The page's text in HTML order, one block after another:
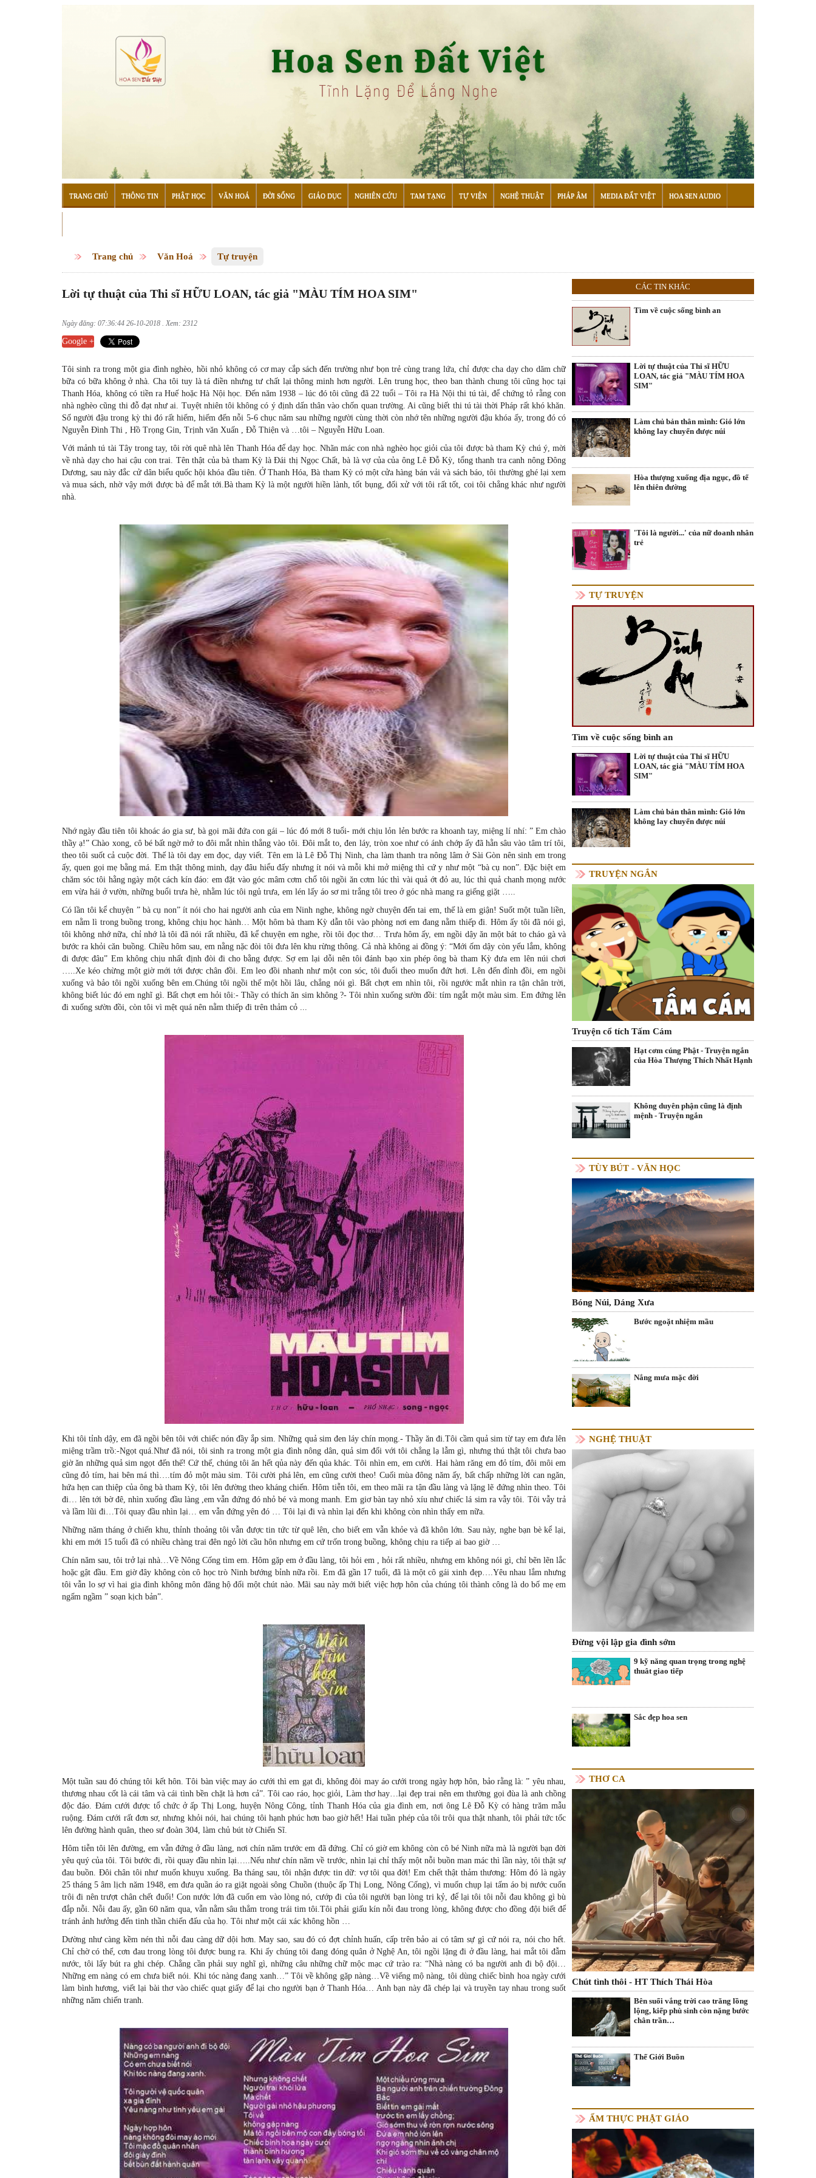
TRANG CHỦ THÔNG TIN PHẬT HỌC VĂN HOÁ ĐỜI SỐNG GIÁO DỤC NGHIÊN CỨU TAM TẠNG TỰ VIỆN NGHỆ THUẬT PHÁP ÂM MEDIA ĐẤT VIỆT HOA SEN AUDIO
Trang chủ Văn Hoá Tự truyện
Lời tự thuật của Thi sĩ HỮU LOAN, tác giả "MÀU TÍM HOA SIM"
Ngày đăng: 07:36:44 26-10-2018 . Xem: 2312
Google +
Tôi sinh ra trong một gia đình nghèo, hồi nhỏ không có cơ may cắp sách đến trường như bọn trẻ cùng trang lứa, chỉ được cha dạy cho dăm chữ
bữa có bữa không ở nhà. Cha tôi tuy là tá điền nhưng tư chất lạithông minh hơn người. Lên trung học, theo ban thành chung tôi cũng học tại
Thanh Hóa, không có tiền ra Huế hoặc Hà Nội học. Đến năm 1938 – lúc đó tôi cũng đã 22 tuổi – Tôi ra Hà Nội thi tú tài, để chứng tỏ rằng con
nhà nghèo cũng thi đỗ đạt như ai. Tuyệt nhiên tôi không có ý định dấn thân vào chốn quan trường. Ai cũng biết thi tú tài thời Pháp rất khó khăn.
Số người đậu trong kỳ thi đó rất hiếm, hiếm đến nỗi 5-6 chục năm sau những người cùng thời còn nhớ tên những người đậu khóa ấy, trong đó có
Nguyễn Đình Thi , Hồ Trọng Gin, Trịnh văn Xuấn , Đỗ Thiện và …tôi – Nguyễn Hữu Loan.
Với mảnh tú tài Tây trong tay, tôi rời quê nhà lên Thanh Hóa để dạy học. Nhãn mác con nhà nghèo học giỏi của tôi được bà tham Kỳ chú ý, mời
về nhà dạy cho hai cậu con trai. Tên thật của bà tham Kỳ là Đái thị Ngọc Chất, bà là vợ của của ông Lê Đỗ Kỳ, tổng thanh tra canh nông Đông
Dương, sau này đắc cử dân biểu quốc hội khóa đầu tiên. Ở Thanh Hóa, Bà tham Kỳ có một cửa hàng bán vải và sách báo, tôi thường ghé lại xem
và mua sách, nhờ vậy mới được bà để mắt tới.Bà tham Kỳ là một người hiền lành, tốt bụng, đối xử với tôi rất tốt, coi tôi chẳng khác như người
nhà.
Nhớ ngày đầu tiên tôi khoác áo gia sư, bà gọi mãi đứa con gái – lúc đó mới 8 tuổi- mới chịu lỏn lẻn bước ra khoanh tay, miệng lí nhí: ” Em chào
thầy ạ!” Chào xong, cô bé bất ngờ mở to đôi mắt nhìn thẳng vào tôi. Đôi mắt to, đen láy, tròn xoe như có ánh chớp ấy đã hằn sâu vào tâm trí tôi,
theo tôi suốt cả cuộc đời. Thế là tôi dạy em đọc, dạy viết. Tên em là Lê Đỗ Thị Ninh, cha làm thanh tra nông lâm ở Sài Gòn nên sinh em trong
ấy, quen gọi mẹ bằng má. Em thật thông minh, dạy đâu hiểu đấy nhưng ít nói và mỗi khi mở miệng thì cứ y như một “bà cụ non”. Đặc biệt em
chăm sóc tôi hằng ngày một cách kín đáo: em đặt vào góc mâm cơm chổ tôi ngồi ăn cơm lúc thì vài quả ớt đỏ au, lúc thì quả chanh mọng nước
em vừa hái ở vườn, những buổi trưa hè, nhằm lúc tôi ngủ trưa, em lén lấy áo sơ mi trắng tôi treo ở góc nhà mang ra giếng giặt …..
Có lần tôi kể chuyện ” bà cụ non” ít nói cho hai người anh của em Ninh nghe, không ngờ chuyện đến tai em, thế là em giận! Suốt một tuần liền,
em nằm lì trong buồng trong, không chịu học hành… Một hôm bà tham Kỳ dẫn tôi vào phòng nơi em đang nằm thiếp đi. Hôm ấy tôi đã nói gì,
tôi không nhớ nữa, chỉ nhớ là tôi đã nói rất nhiều, đã kể chuyện em nghe, rồi tôi đọc thơ… Trưa hôm ấy, em ngồi dậy ăn một bát to cháo gà và
bước ra khỏi căn buồng. Chiều hôm sau, em nằng nặc đòi tôi đưa lên khu rừng thông. Cả nhà không ai đồng ý: “Mới ốm dậy còn yếu lắm, không
đi được đâu” Em không chịu nhất định đòi đi cho bằng được. Sợ em lại dỗi nên tôi đánh bạo xin phép ông bà tham Kỳ đưa em lên núi chơi
…..Xe kéo chừng một giờ mới tới được chân đồi. Em leo đồi nhanh như một con sóc, tôi đuổi theo muốn đứt hơi. Lên đến đỉnh đồi, em ngồi
xuống và bảo tôi ngồi xuống bên em.Chúng tôi ngồi thế một hồi lâu, chẳng nói gì. Bất chợt em nhìn tôi, rồi ngước mắt nhìn ra tận chân trời,
không biết lúc đó em nghĩ gì. Bất chợt em hỏi tôi:- Thầy có thích ăn sim không ?- Tôi nhìn xuống sườn đồi: tím ngắt một màu sim. Em đứng lên
đi xuống sườn đồi, còn tôi vì mệt quá nên nằm thiếp đi trên thảm cỏ ...
Khi tôi tỉnh dậy, em đã ngồi bên tôi với chiếc nón đầy ắp sim. Những quả sim đen láy chín mọng.- Thầy ăn đi.Tôi cầm quả sim từ tay em đưa lên
miệng trầm trồ:-Ngọt quá.Như đã nói, tôi sinh ra trong một gia đình nông dân, quả sim đối với tôi chẳng lạ lẫm gì, nhưng thú thật tôi chưa bao
giờ ăn những quả sim ngọt đến thế! Cứ thế, chúng tôi ăn hết qủa này đến qủa khác. Tôi nhìn em, em cười. Hai hàm răng em đỏ tím, đôi môi em
cũng đỏ tím, hai bên má thì….tím đỏ một màu sim. Tôi cười phá lên, em cũng cười theo! Cuối mùa đông năm ấy, bất chấp những lời can ngăn,
hứa hẹn can thiệp của ông bà tham Kỳ, tôi lên đường theo kháng chiến. Hôm tiễn tôi, em theo mãi ra tận đầu làng và lặng lẽ đứng nhìn theo. Tôi
đi… lên tới bờ đê, nhìn xuống đầu làng ,em vẫn đứng đó nhỏ bé và mong manh. Em giơ bàn tay nhỏ xíu như chiếc lá sim ra vẫy tôi. Tôi vẫy trả
và lầm lũi đi…Tôi quay đầu nhìn lại… em vẫn đứng yên đó … Tôi lại đi và nhìn lại đến khi không còn nhìn thấy em nữa.
Những năm tháng ở chiến khu, thỉnh thoảng tôi vẫn được tin tức từ quê lên, cho biết em vẫn khỏe và đã khôn lớn. Sau này, nghe bạn bè kể lại,
khi em mới 15 tuổi đã có nhiều chàng trai đên ngỏ lời cầu hôn nhưng em cứ trốn trong buồng, không chịu ra tiếp ai bao giờ …
Chín năm sau, tôi trở lại nhà…Về Nông Cống tìm em. Hôm gặp em ở đầu làng, tôi hỏi em , hỏi rất nhiều, nhưng em không nói gì, chỉ bẽn lẽn lắc
hoặc gật đầu. Em giờ đây không còn cô học trò Ninh bướng bỉnh nữa rồi. Em đã gần 17 tuổi, đã là một cô gái xinh đẹp….Yêu nhau lắm nhưng
tôi vẫn lo sợ vì hai gia đình không môn đăng hộ đối một chút nào. Mãi sau này mới biết việc hợp hôn của chúng tôi thành công là do bố mẹ em
ngấm ngầm ” soạn kịch bản”.
Một tuần sau đó chúng tôi kết hôn. Tôi bàn việc may áo cưới thì em gạt đi, không đòi may áo cưới trong ngày hợp hôn, bảo rằng là: ” yêu nhau,
thương nhau cốt là cái tâm và cái tình bền chặt là hơn cả”. Tôi cao ráo, học giỏi, Làm thơ hay…lại đẹp trai nên em thường gọi đùa là anh chồng
độc đáo. Đám cưới được tổ chức ở ấp Thị Long, huyện Nông Công, tỉnh Thanh Hóa của gia đình em, nơi ông Lê Đỗ Kỳ có hàng trăm mẫu
ruộng. Đám cưới rất đơn sơ, nhưng khỏi nói, hai chúng tôi hạnh phúc hơn bao giờ hết! Hai tuần phép của tôi trôi qua thật nhanh, tôi phải tức tốc
lên đường hành quân, theo sư đoàn 304, làm chủ bút tờ Chiến Sĩ.
Hôm tiễn tôi lên đường, em vẫn đứng ở đầu làng, nơi chín năm trước em đã đứng. Chỉ có giờ em không còn cô bé Ninh nữa mà là người bạn đời
yêu quý của tôi. Tôi bước đi, rồi quay đầu nhìn lại…..Nếu như chín năm về trước, nhìn lại chỉ thấy một nỗi buồn man mác thì lần này, tôi thật sự
đau buồn. Đôi chân tôi như muốn khuỵu xuống. Ba tháng sau, tôi nhận được tin dữ: vợ tôi qua đời! Em chết thật thảm thương: Hôm đó là ngày
25 tháng 5 âm lịch năm 1948, em đưa quần áo ra giặt ngoài sông Chuồn (thuộc ấp Thị Long, Nông Cống), vì muốn chụp lại tấm áo bị nước cuốn
trôi đi nên trượt chân chết đuối! Con nước lớn đã cuốn em vào lòng nó, cướp đi của tôi người bạn lòng tri kỷ, để lại tôi tôi nỗi đau không gì bù
đắp nỗi. Nỗi đau ấy, gần 60 năm qua, vẫn nằm sâu thẳm trong trái tim tôi.Tôi phải giấu kín nỗi đau trong lòng, không được cho đồng đội biết để
tránh ảnh hưởng đến tinh thần chiến đấu của họ. Tôi như một cái xác không hồn …
Dường như càng kềm nén thì nỗi đau càng dữ dội hơn. May sao, sau đó có đợt chỉnh huấn, cấp trên bảo ai có tâm sự gì cứ nói ra, nói cho hết.
Chỉ chờ có thế, cơn đau trong lòng tôi được bung ra. Khi ấy chúng tôi đang đóng quân ở Nghệ An, tôi ngồi lặng đi ở đầu làng, hai mắt tôi đẫm
nước, tôi lấy bút ra ghi chép. Chẳng cần phải suy nghĩ gì, những câu những chữ mộc mạc cứ trào ra: “Nhà nàng có ba người anh đi bộ đội…
Những em nàng có em chưa biết nói. Khi tóc nàng đang xanh…” Tôi về không gặp nàng…Về viếng mộ nàng, tôi dùng chiếc bình hoa ngày cưới
làm bình hương, viết lại bài thơ vào chiếc quạt giấy để lại cho người bạn ở Thanh Hóa… Anh bạn này đã chép lại và truyền tay nhau trong suốt
những năm chiến tranh.
CÁC TIN KHÁC
Tìm về cuộc sống bình an
Lời tự thuật của Thi sĩ HỮU
LOAN, tác giả "MÀU TÍM HOA
SIM"
Làm chủ bản thân mình: Gió lớn
không lay chuyển được núi
Hòa thượng xuống địa ngục, đồ tể
lên thiên đường
'Tôi là người...' của nữ doanh nhân
trẻ
TỰ TRUYỆN
Tìm về cuộc sống bình an
Lời tự thuật của Thi sĩ HỮU
LOAN, tác giả "MÀU TÍM HOA
SIM"
Làm chủ bản thân mình: Gió lớn
không lay chuyển được núi
TRUYỆN NGẮN
Truyện cổ tích Tấm Cám
Hạt cơm cúng Phật - Truyện ngắn
của Hòa Thượng Thích Nhất Hạnh
Không duyên phận cũng là định
mệnh - Truyện ngắn
TÙY BÚT - VĂN HỌC
Bóng Núi, Dáng Xưa
Bước ngoặt nhiệm mầu
Nắng mưa mặc đời
NGHỆ THUẬT
Đừng vội lập gia đình sớm
9 kỹ năng quan trọng trong nghệ
thuât giao tiếp
Sắc đẹp hoa sen
THƠ CA
Chút tình thôi - HT Thích Thái Hòa
Bên suối vắng trời cao trăng lồng
lộng, kiếp phù sinh còn nặng bước
chân trần…
Thế Giới Buồn
ẨM THỰC PHẬT GIÁO